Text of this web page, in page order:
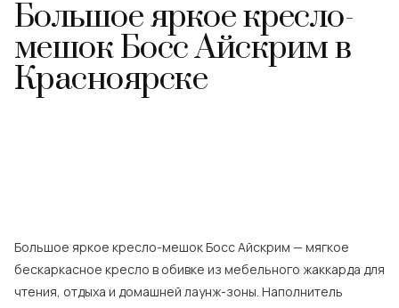
Большое яркое кресло-
мешок Босс Айскримв
Красноярске
Большое яркое кресло-мешок Босс Айскрим — мягкое
бескаркасное кресло в обивке из мебельного жаккарда для
чтения, отдыха и домашней лаунж-зоны. Наполнитель